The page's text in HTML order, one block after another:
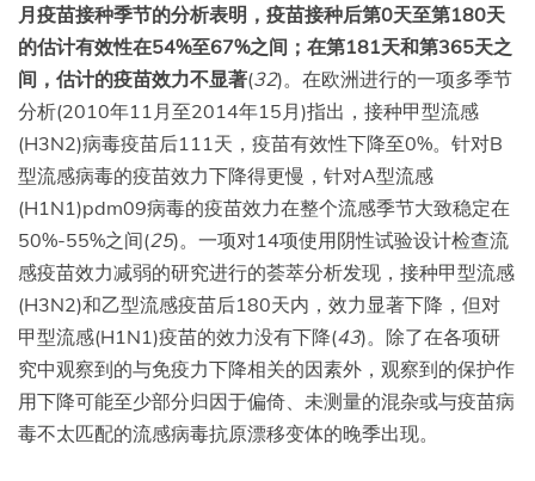
月疫苗接种季节的分析表明，疫苗接种后第0天至第180天
的估计有效性在54%至67%之间；在第181天和第365天之
间，估计的疫苗效力不显著(32)。在欧洲进行的一项多季节
分析(2010年11月至2014年15月)指出，接种甲型流感
(H3N2)病毒疫苗后111天，疫苗有效性下降至0%。针对B
型流感病毒的疫苗效力下降得更慢，针对A型流感
(H1N1)pdm09病毒的疫苗效力在整个流感季节大致稳定在
50%-55%之间(25)。一项对14项使用阴性试验设计检查流
感疫苗效力减弱的研究进行的荟萃分析发现，接种甲型流感
(H3N2)和乙型流感疫苗后180天内，效力显著下降，但对
甲型流感(H1N1)疫苗的效力没有下降(43)。除了在各项研
究中观察到的与免疫力下降相关的因素外，观察到的保护作
用下降可能至少部分归因于偏倚、未测量的混杂或与疫苗病
毒不太匹配的流感病毒抗原漂移变体的晚季出现。